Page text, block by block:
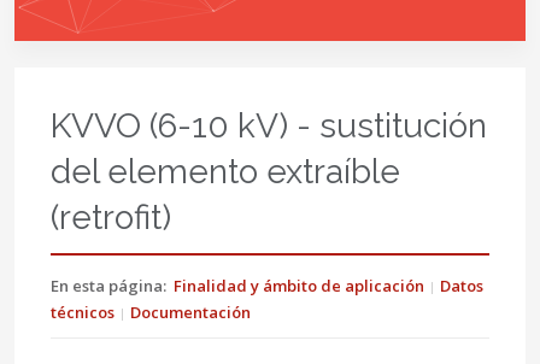
KVVO (6-10 kV) - sustitución
del elemento extraíble
(retrofit)
En esta página: Finalidad y ámbito de aplicación
Datos
técnicos
Documentación